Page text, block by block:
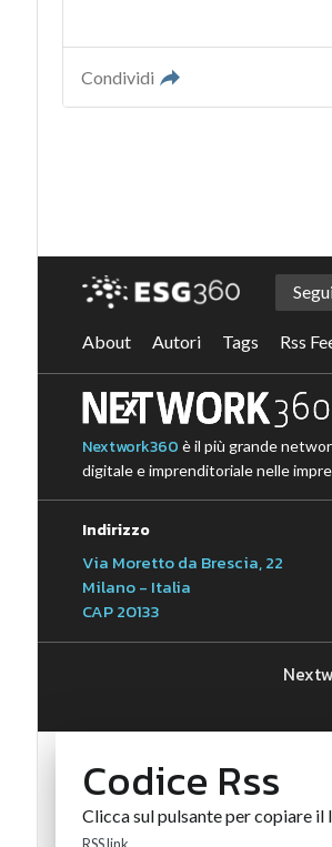
Condividi
About Autori Tags Rss
Nextwork360 è il più grande
digitale e imprenditoriale nelle
Indirizzo
Via Moretto da Brescia, 22
Milano - Italia
CAP 20133
Codice Rss
Clicca sul pulsante per copiare il